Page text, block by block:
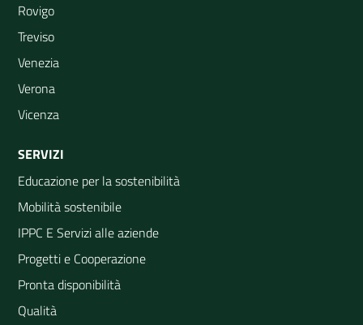
Rovigo
Treviso
Venezia
Verona
Vicenza
SERVIZI
Educazione per la sostenibilità
Mobilità sostenibile
IPPC E Servizi alle aziende
Progetti e Cooperazione
Pronta disponibilità
Qualità